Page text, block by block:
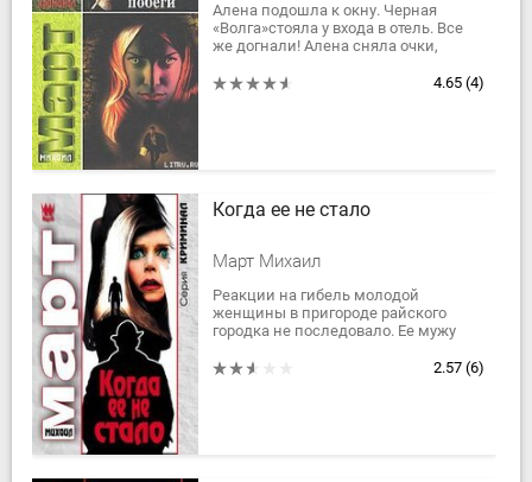
Алена подошла к окну. Черная
«Волга»стояла у входа в отель. Все
же догнали! Алена сняла очки,
платье полетело в чей-то шкафчик, а
4.65 (4)
Когда ее не стало
Март Михаил
Реакции на гибель молодой
женщины в пригороде райского
городка не последовало. Ее мужу
не помнил. Любое убийство
2.57 (6)